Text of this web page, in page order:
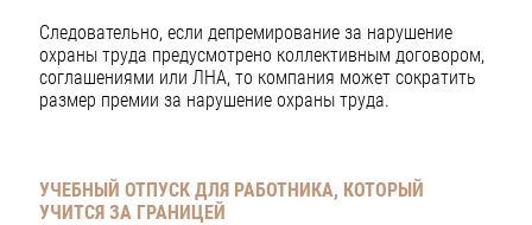
Следовательно, если депремирование за нарушение
охраны труда предусмотрено коллективным договором,
соглашениями или ЛНА, то компания может сократить
размер премии за нарушение охраны труда.
УЧЕБНЫЙ ОТПУСК ДЛЯ РАБОТНИКА, КОТОРЫЙ
УЧИТСЯ ЗА ГРАНИЦЕЙ